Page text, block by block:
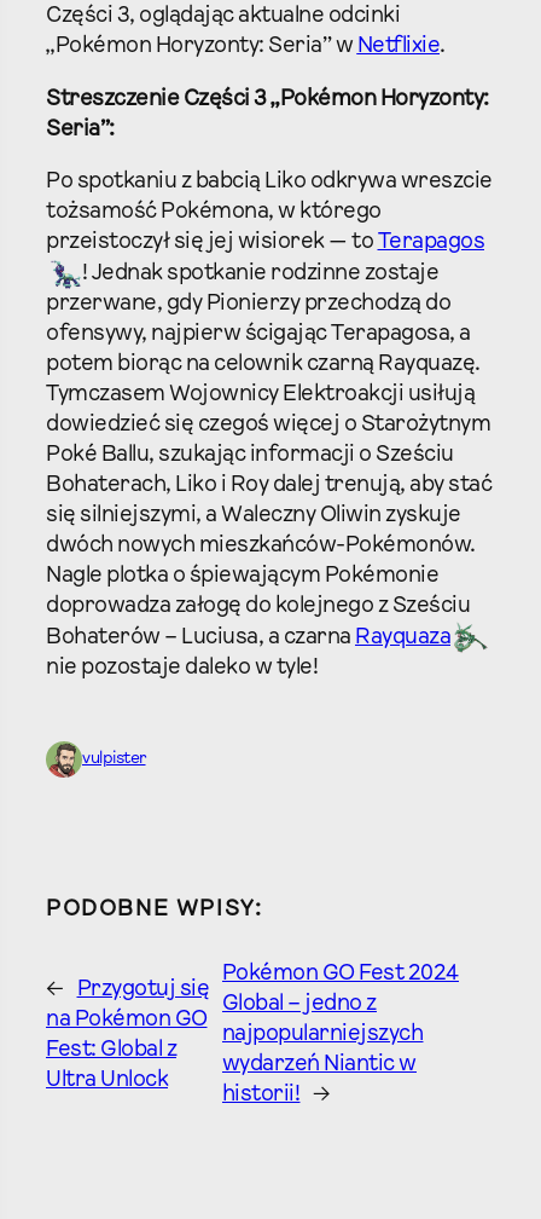
Części 3, oglądając aktualne odcinki
„Pokémon Horyzonty: Seria” w Netflixie.
Streszczenie Części 3 „Pokémon Horyzonty:
Seria”:
Po spotkaniu z babcią Liko odkrywa wreszcie
tożsamość Pokémona, w którego
przeistoczył się jej wisiorek — to Terapagos
! Jednak spotkanie rodzinne zostaje
przerwane, gdy Pionierzy przechodzą do
ofensywy, najpierw ścigając Terapagosa, a
potem biorąc na celownik czarną Rayquazę.
Tymczasem Wojownicy Elektroakcji usiłują
dowiedzieć się czegoś więcej o Starożytnym
Poké Ballu, szukając informacji o Sześciu
Bohaterach, Liko i Roy dalej trenują, aby stać
się silniejszymi, a Waleczny Oliwin zyskuje
dwóch nowych mieszkańców-Pokémonów.
Nagle plotka o śpiewającym Pokémonie
doprowadza załogę do kolejnego z Sześciu
Bohaterów – Luciusa, a czarna Rayquaza
nie pozostaje daleko w tyle!
vulpister
PODOBNE WPISY:
←
Przygotuj się
na Pokémon GO
Fest: Global z
Ultra Unlock
Pokémon GO Fest 2024
Global – jedno z
najpopularniejszych
wydarzeń Niantic w
historii!
→